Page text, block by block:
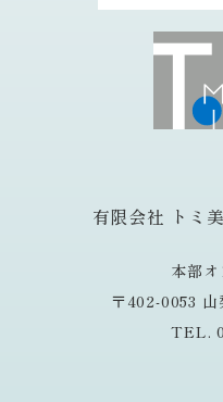
有限会社 トミ
本部
〒402-0053 山
TEL.